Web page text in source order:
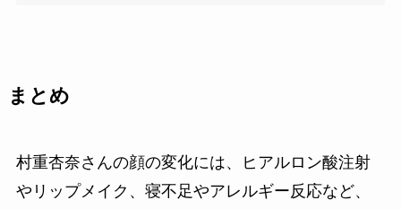
まとめ
村重杏奈さんの顔の変化には、ヒアルロン酸注射
やリップメイク、寝不足やアレルギー反応など、